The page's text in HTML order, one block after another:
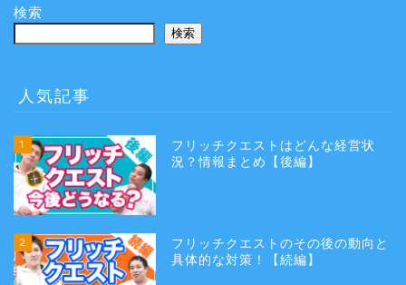
検索
検索
人気記事
1
フリッチクエストはどんな経営状
況？情報まとめ【後編】
2
フリッチクエストのその後の動向と
具体的な対策！【続編】